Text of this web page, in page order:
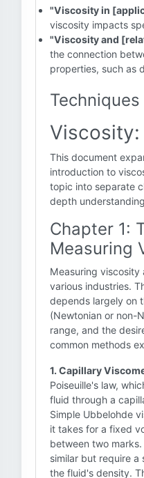
"Viscosity in
viscosity impacts
"Viscosity and
the connection
properties, such as
Techniques
Viscosity:
This document
introduction to
topic into separate
depth
Chapter 1:
Measuring
Measuring viscosity
various industries.
depends largely on
(Newtonian or non-
range, and the
common methods
1. Capillary
Poiseuille's law,
fluid through a
Simple Ubbelohde
it takes for a fixed
between two
similar but require a
the fluid's density.